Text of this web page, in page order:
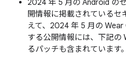
2024 年 5 月の Android の
開情報に掲載されているセ
えて、2024 年 5 月の
する公開情報には、下記の
るパッチも含まれています。